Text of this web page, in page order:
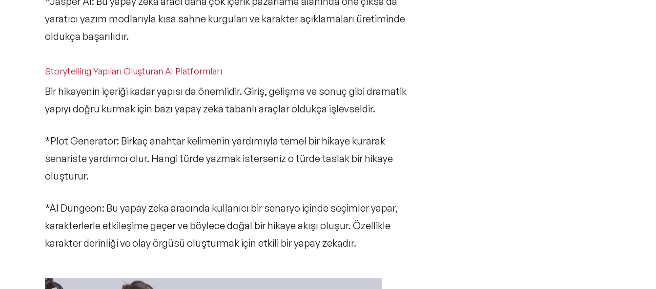
yaratıcı yazım modlarıyla kısa sahne kurguları ve karakter açıklamaları üretiminde
oldukça başarılıdır.
Storytelling Yapıları Oluşturan AI Platformları
Bir hikayenin içeriği kadar yapısı da önemlidir. Giriş, gelişme ve sonuç gibi dramatik
yapıyı doğru kurmak için bazı yapay zeka tabanlı araçlar oldukça işlevseldir.
*Plot Generator: Birkaç anahtar kelimenin yardımıyla temel bir hikaye kurarak
senariste yardımcı olur. Hangi türde yazmak isterseniz o türde taslak bir hikaye
oluşturur.
*AI Dungeon: Bu yapay zeka aracında kullanıcı bir senaryo içinde seçimler yapar,
karakterlerle etkileşime geçer ve böylece doğal bir hikaye akışı oluşur. Özellikle
karakter derinliği ve olay örgüsü oluşturmak için etkili bir yapay zekadır.